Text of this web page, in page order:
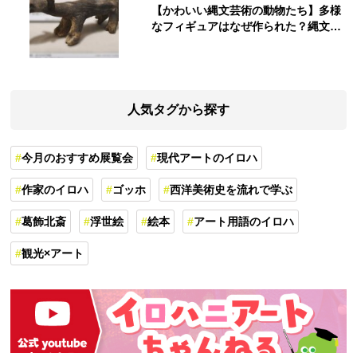
【かわいい縄文芸術の動物たち】多様
なフィギュアはなぜ作られた？縄文人
人気タグから探す
今月のおすすめ展覧会 現代アートのイロハ
作家のイロハ ゴッホ 西洋美術史を流れで学ぶ
葛飾北斎 浮世絵 絵本 アート用語のイロハ
観光×アート